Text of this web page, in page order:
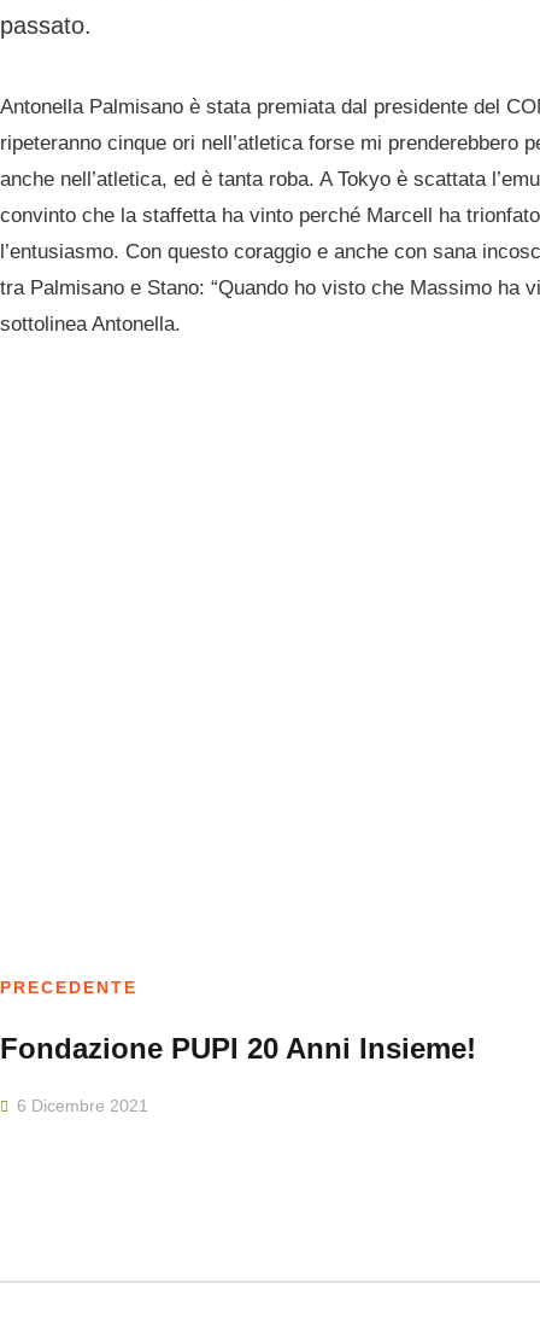
passato.
Antonella Palmisano è stata premiata dal presidente del
ripeteranno cinque ori nell’atletica forse mi prenderebbero
anche nell’atletica, ed è tanta roba. A Tokyo è scattata
convinto che la staffetta ha vinto perché Marcell ha
l’entusiasmo. Con questo coraggio e anche con sana
tra Palmisano e Stano: “Quando ho visto che Massimo ha
sottolinea Antonella.
PRECEDENTE
Fondazione PUPI 20 Anni Insieme!
6 Dicembre 2021